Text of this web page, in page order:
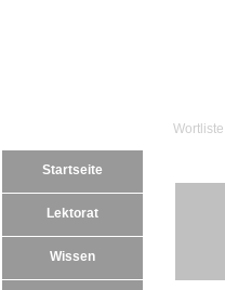
Wortliste
Startseite
Lektorat
Wissen